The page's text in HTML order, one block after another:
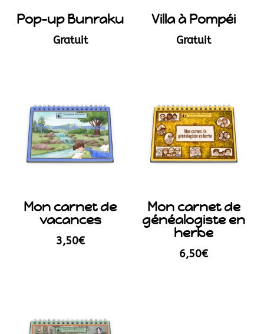
Pop-up Bunraku
Gratuit
Villa à Pompéi
Gratuit
Mon carnet de
vacances
3,50€
Mon carnet de
généalogiste en
herbe
6,50€